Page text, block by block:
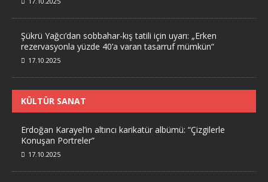
Şükrü Yağcı’dan sobbahar-kış tatili için uyarı: „Erken
rezervasyonla yüzde 40’a varan tasarruf mümkün“
17.10.2025
KÜLTÜR SANAT
Erdoğan Karayel’in altıncı karikatür albümü: “Çizgilerle
Konuşan Portreler”
17.10.2025